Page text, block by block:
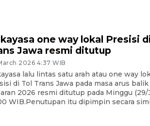
one way lokal Presisi
Jawa resmi ditutup
2026 4:37 WIB
lalu lintas satu arah atau one way
di Tol Trans Jawa pada masa arus balik
2026 resmi ditutup pada Minggu (29/
WIB.Penutupan itu dipimpin secara